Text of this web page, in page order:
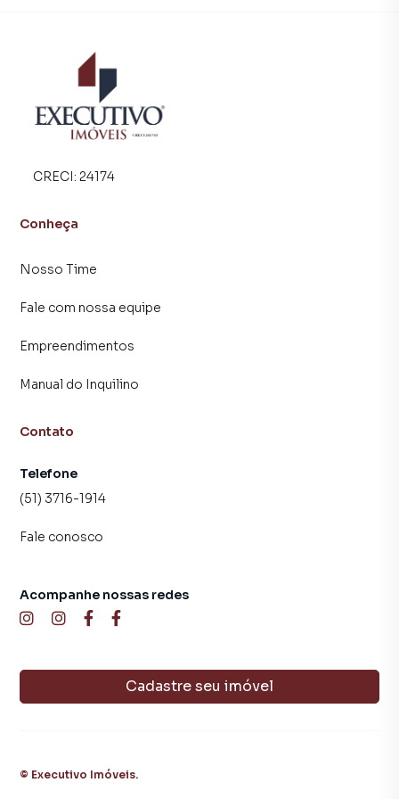
produzir campanhas específicas para Arroio do Meio, o
que aumenta muito o número de contatos interessados e
tendo como consequência uma maior chance de vender ou
alugar seu imóvel mais rápido. Contamos também com um
CRECI: 24174
Conheça
Nosso Time
Fale com nossa equipe
Empreendimentos
Manual do Inquilino
Contato
Telefone
(51) 3716-1914
Fale conosco
Cadastre seu imóvel
Acompanhe nossas redes
© Executivo Imóveis.